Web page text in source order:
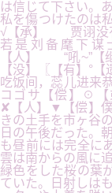
は信じて下さい。
私を傷つけたのは
√【承】 贾诩没有
若是刘备麾下谋
【人】 “吼~”【
【没】〖【有】°
吃饭间，蕊儿进来
コゴサ【偿】☉
✘【人】▼【偿】
きの土手を市ヶ谷
日の午後だった。
も昼前には完全に
雲は南からの風に
緑色をした桜の葉
ていた。日射しは